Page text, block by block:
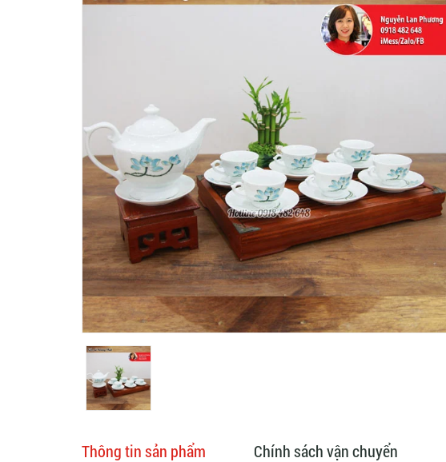
Thông tin sản phẩm Chính sách vận chuyển